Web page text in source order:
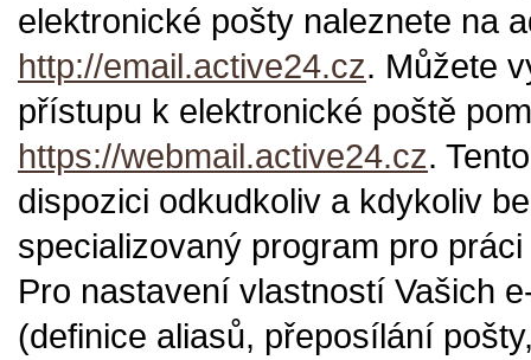
elektronické pošty naleznete na
http://email.active24.cz. Můžete
přístupu k elektronické poště
https://webmail.active24.cz.
dispozici odkudkoliv a kdykoliv
specializovaný program pro
Pro nastavení vlastností Vašich
(definice aliasů, přeposílání